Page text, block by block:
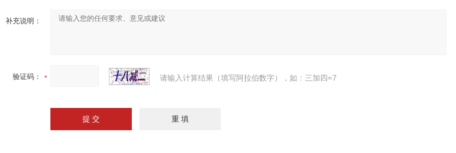
补充说明：
验证码： 请输入计算结果（填写阿拉伯数字），如：三加四=7